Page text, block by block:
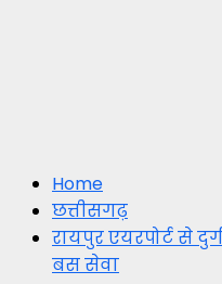
Home
छत्तीसगढ़
रायपुर एयरपोर्ट से
बस सेवा